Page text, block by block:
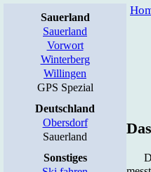
Sauerland
Sauerland
Vorwort
Winterberg
Willingen
GPS Spezial
Deutschland
Obersdorf
Sauerland
Sonstiges